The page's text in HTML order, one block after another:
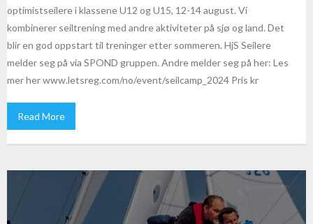
optimistseilere i klassene U12 og U15, 12-14 august. Vi
kombinerer seiltrening med andre aktiviteter på sjø og land. Det
blir en god oppstart til treninger etter sommeren. HjS Seilere
melder seg på via SPOND gruppen. Andre melder seg på her: Les
mer her www.letsreg.com/no/event/seilcamp_2024 Pris kr
Read More